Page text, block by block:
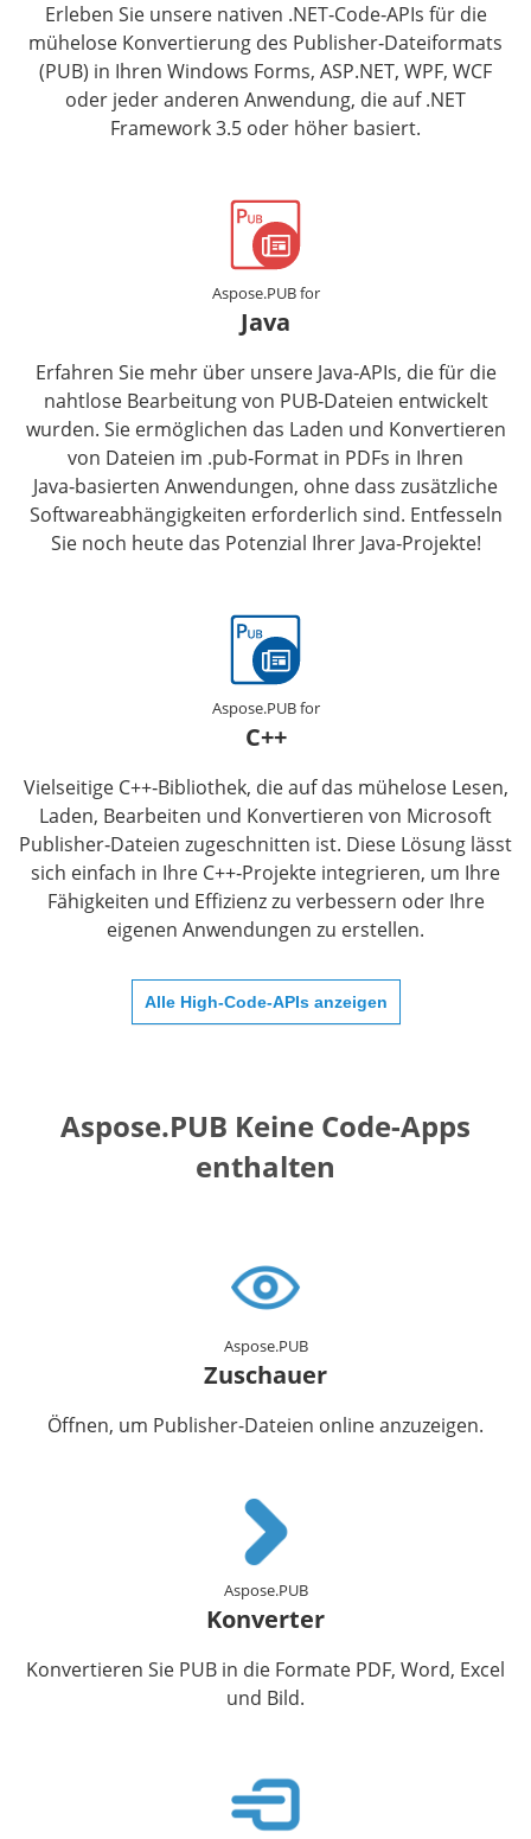
Erleben Sie unsere nativen .NET‑Code‑APIs für die
mühelose Konvertierung des Publisher‑Dateiformats
(PUB) in Ihren Windows Forms, ASP.NET, WPF, WCF
oder jeder anderen Anwendung, die auf .NET
Framework 3.5 oder höher basiert.
Aspose.PUB for
Java
Erfahren Sie mehr über unsere Java‑APIs, die für die
nahtlose Bearbeitung von PUB‑Dateien entwickelt
wurden. Sie ermöglichen das Laden und Konvertieren
von Dateien im .pub‑Format in PDFs in Ihren
Java‑basierten Anwendungen, ohne dass zusätzliche
Softwareabhängigkeiten erforderlich sind. Entfesseln
Sie noch heute das Potenzial Ihrer Java‑Projekte!
Aspose.PUB for
C++
Vielseitige C++‑Bibliothek, die auf das mühelose Lesen,
Laden, Bearbeiten und Konvertieren von Microsoft
Publisher‑Dateien zugeschnitten ist. Diese Lösung lässt
sich einfach in Ihre C++‑Projekte integrieren, um Ihre
Fähigkeiten und Effizienz zu verbessern oder Ihre
eigenen Anwendungen zu erstellen.
Alle High-Code-APIs anzeigen
Aspose.PUB Keine Code-Apps
enthalten
Aspose.PUB
Zuschauer
Öffnen, um Publisher-Dateien online anzuzeigen.
Aspose.PUB
Konverter
Konvertieren Sie PUB in die Formate PDF, Word, Excel
und Bild.